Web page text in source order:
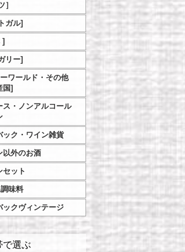
］
ガル]
]
リー]
ワールド・その他
国]
ス・ノンアルコール
ック・ワイン雑貨
以外のお酒
セット
味料
ックヴィンテージ
で選ぶ